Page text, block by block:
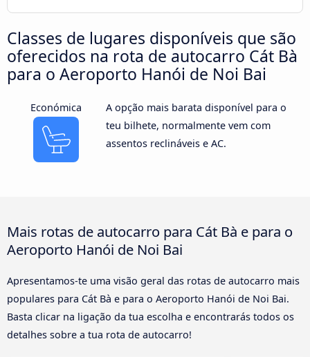
Classes de lugares disponíveis que são
oferecidos na rota de autocarro Cát Bà
para o Aeroporto Hanói de Noi Bai
Económica
A opção mais barata disponível para o
teu bilhete, normalmente vem com
assentos reclináveis e AC.
Mais rotas de autocarro para Cát Bà e para o
Aeroporto Hanói de Noi Bai
Apresentamos-te uma visão geral das rotas de autocarro mais
populares para Cát Bà e para o Aeroporto Hanói de Noi Bai.
Basta clicar na ligação da tua escolha e encontrarás todos os
detalhes sobre a tua rota de autocarro!